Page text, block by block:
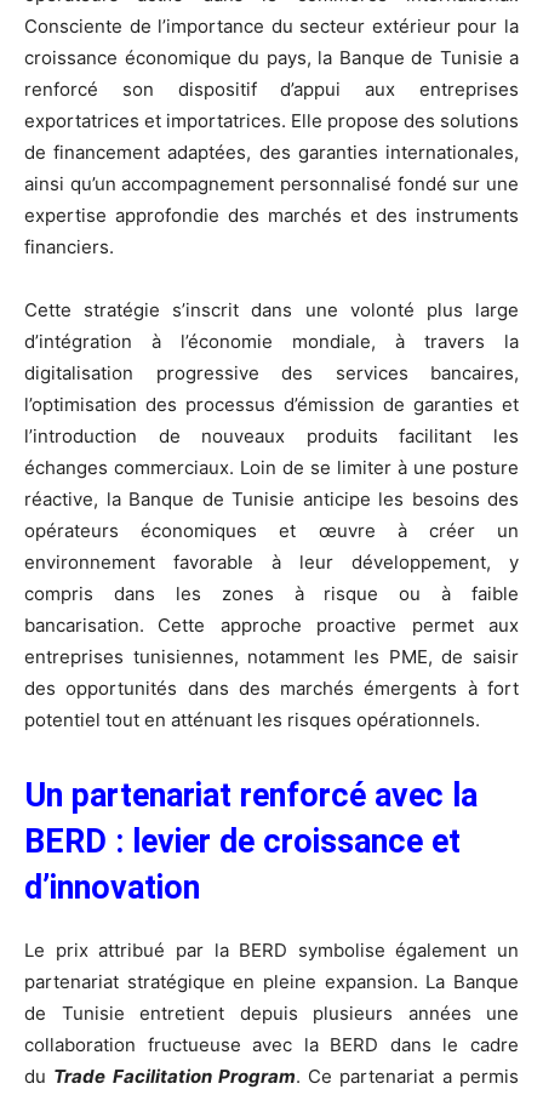
Consciente de l’importance du secteur extérieur pour la
croissance économique du pays, la Banque de Tunisie a
renforcé son dispositif d’appui aux entreprises
exportatrices et importatrices. Elle propose des solutions
de financement adaptées, des garanties internationales,
ainsi qu’un accompagnement personnalisé fondé sur une
expertise approfondie des marchés et des instruments
financiers.
Cette stratégie s’inscrit dans une volonté plus large
d’intégration à l’économie mondiale, à travers la
digitalisation progressive des services bancaires,
l’optimisation des processus d’émission de garanties et
l’introduction de nouveaux produits facilitant les
échanges commerciaux. Loin de se limiter à une posture
réactive, la Banque de Tunisie anticipe les besoins des
opérateurs économiques et œuvre à créer un
environnement favorable à leur développement, y
compris dans les zones à risque ou à faible
bancarisation.
Cette approche proactive permet aux
entreprises tunisiennes, notamment les PME, de saisir
des opportunités dans des marchés émergents à fort
potentiel tout en atténuant les risques opérationnels.
Un partenariat renforcé avec la
BERD : levier de croissance et
d’innovation
Le prix attribué par la BERD symbolise également un
partenariat stratégique en pleine expansion. La Banque
de Tunisie entretient depuis plusieurs années une
collaboration fructueuse avec la BERD dans le cadre
du Trade Facilitation Program. Ce partenariat a permis